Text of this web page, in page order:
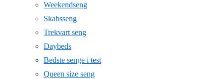
Weekendseng
Skabsseng
Trekvart seng
Daybeds
Bedste senge i test
Queen size seng